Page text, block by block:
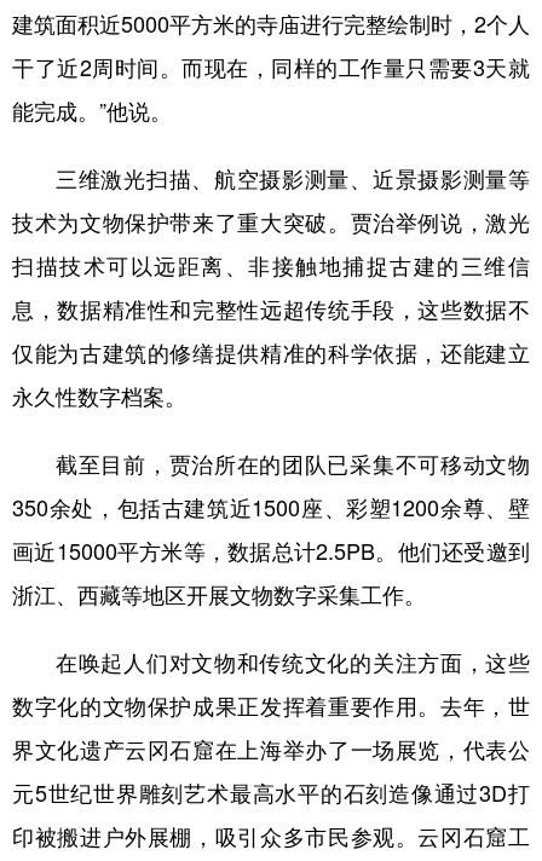
建筑面积近5000平方米的寺庙进行完整绘制时，2个人
干了近2周时间。而现在，同样的工作量只需要3天就
能完成。”他说。
三维激光扫描、航空摄影测量、近景摄影测量等
技术为文物保护带来了重大突破。贾治举例说，激光
扫描技术可以远距离、非接触地捕捉古建的三维信
息，数据精准性和完整性远超传统手段，这些数据不
仅能为古建筑的修缮提供精准的科学依据，还能建立
永久性数字档案。
截至目前，贾治所在的团队已采集不可移动文物
350余处，包括古建筑近1500座、彩塑1200余尊、壁
画近15000平方米等，数据总计2.5PB。他们还受邀到
浙江、西藏等地区开展文物数字采集工作。
在唤起人们对文物和传统文化的关注方面，这些
数字化的文物保护成果正发挥着重要作用。去年，世
界文化遗产云冈石窟在上海举办了一场展览，代表公
元5世纪世界雕刻艺术最高水平的石刻造像通过3D打
印被搬进户外展棚，吸引众多市民参观。云冈石窟工